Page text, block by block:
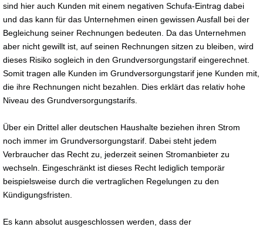
sind hier auch Kunden mit einem negativen Schufa-Eintrag dabei
und das kann für das Unternehmen einen gewissen Ausfall bei der
Begleichung seiner Rechnungen bedeuten. Da das Unternehmen
aber nicht gewillt ist, auf seinen Rechnungen sitzen zu bleiben, wird
dieses Risiko sogleich in den Grundversorgungstarif eingerechnet.
Somit tragen alle Kunden im Grundversorgungstarif jene Kunden mit,
die ihre Rechnungen nicht bezahlen. Dies erklärt das relativ hohe
Niveau des Grundversorgungstarifs.
Über ein Drittel aller deutschen Haushalte beziehen ihren Strom
noch immer im Grundversorgungstarif. Dabei steht jedem
Verbraucher das Recht zu, jederzeit seinen Stromanbieter zu
wechseln. Eingeschränkt ist dieses Recht lediglich temporär
beispielsweise durch die vertraglichen Regelungen zu den
Kündigungsfristen.
Es kann absolut ausgeschlossen werden, dass der